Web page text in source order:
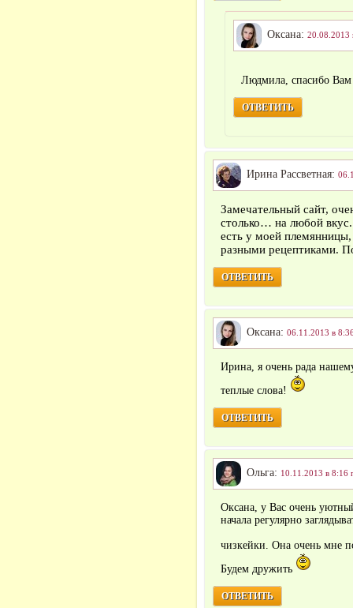
Оксана: 20.08.2013
Людмила, спасибо Вам
ОТВЕТИТЬ
Ирина Рассветная:
Замечательный сайт,
столько… на любой
есть у моей
разными рецептиками.
ОТВЕТИТЬ
Оксана: 06.11.2013 в
Ирина, я очень рада
теплые слова!
ОТВЕТИТЬ
Ольга: 10.11.2013 в 8:16
Оксана, у Вас очень
начала регулярно
чизкейки. Она очень мне
Будем дружить
ОТВЕТИТЬ